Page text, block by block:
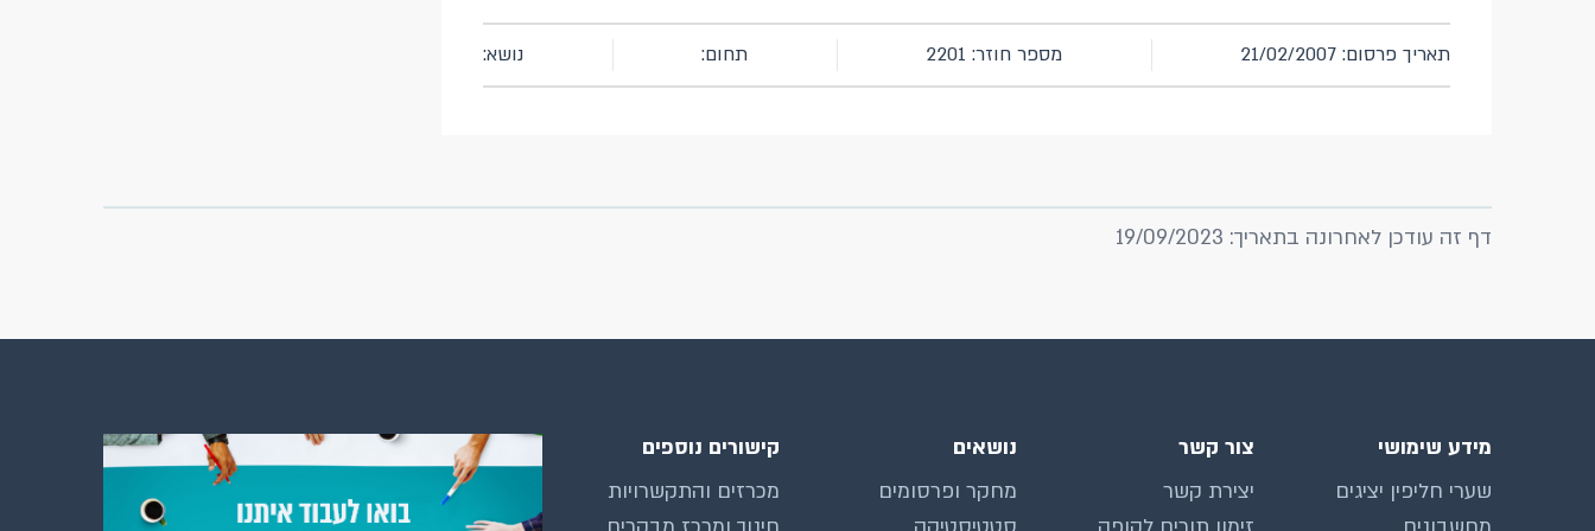
תאריך פרסום: 21/02/2007 מספר חוזר: 2201 תחום: נושא:
דף זה עודכן לאחרונה בתאריך: 19/09/2023
מידע שימושי
שערי חליפין יציגים
צור קשר
יצירת קשר
נושאים
מחקר ופרסומים
קישורים נוספים
מכרזים והתקשרויות